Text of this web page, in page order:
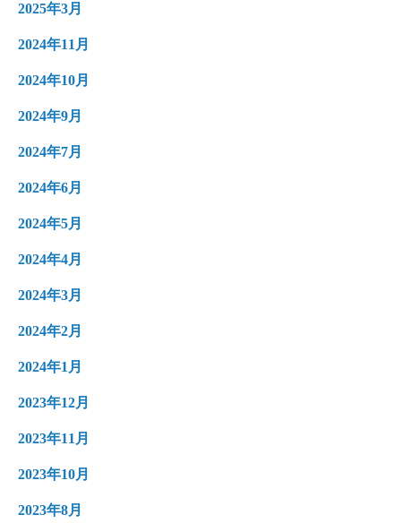
2025年3月
2024年11月
2024年10月
2024年9月
2024年7月
2024年6月
2024年5月
2024年4月
2024年3月
2024年2月
2024年1月
2023年12月
2023年11月
2023年10月
2023年8月